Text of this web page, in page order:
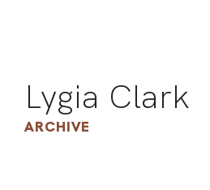
Lygia Clark
ARCHIVE